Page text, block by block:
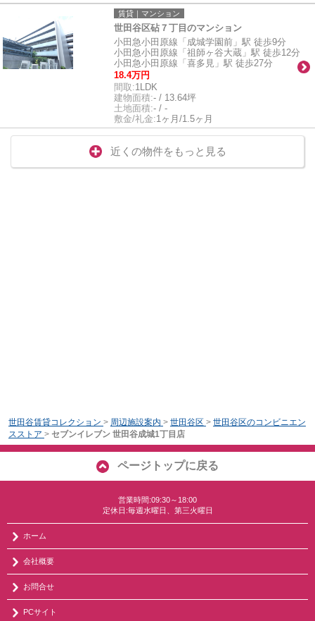
賃貸｜マンション
世田谷区砧７丁目のマンション
小田急小田原線「成城学園前」駅 徒歩9分
小田急小田原線「祖師ヶ谷大蔵」駅 徒歩12分
小田急小田原線「喜多見」駅 徒歩27分
18.4万円
間取:1LDK
建物面積:- / 13.64坪
土地面積:- / -
敷金/礼金:1ヶ月/1.5ヶ月
近くの物件をもっと見る
世田谷賃貸コレクション > 周辺施設案内 > 世田谷区 > 世田谷区のコンビニエン
スストア > セブンイレブン 世田谷成城1丁目店
ページトップに戻る
営業時間:09:30～18:00
定休日:毎週水曜日、第三火曜日
ホーム
会社概要
お問合せ
PCサイト